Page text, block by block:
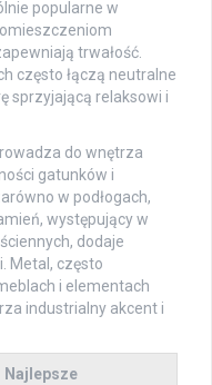
popularne w
trwałość.
często łączą neutralne
sprzyjającą relaksowi i
do wnętrza
gatunków i
w podłogach,
występujący w
dodaje
Metal, często
i elementach
industrialny akcent i
Najlepsze